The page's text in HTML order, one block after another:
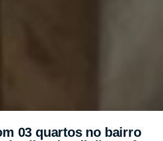
03 quartos no bairro